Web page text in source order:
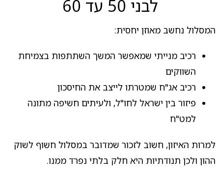
לבני 50 עד 60
המסלול נחשב מאוזן יחסית:
רכיב מנייתי שמאפשר המשך השתתפות בצמיחת
השווקים
רכיב אג"ח שמטרתו לייצב את החיסכון
פיזור בין ישראל לחו"ל, ולעיתים חשיפה מתונה
למט"ח
למרות האיזון, חשוב לזכור שמדובר במסלול חשוף לשוק
ההון ולכן תנודתיות היא חלק בלתי נפרד ממנו.